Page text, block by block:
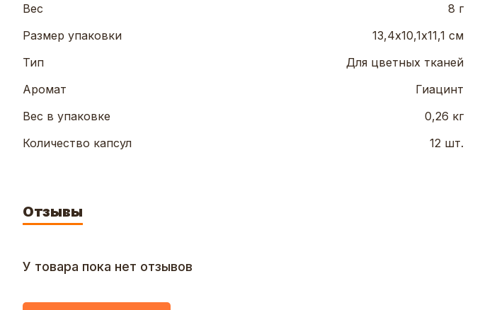
Вес
8 г
Размер упаковки
13,4х10,1х11,1 см
Тип
Для цветных тканей
Аромат
Гиацинт
Вес в упаковке
0,26 кг
Количество капсул
12 шт.
Отзывы
У товара пока нет отзывов